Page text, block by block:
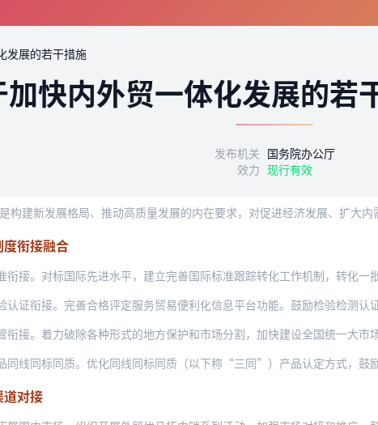
发展的若干措施
加快内外贸一体化发展的若
发布机关 国务院办公厅
效力 现行有效
衔接融合
。对标国际先进水平，建立完善国际标准跟踪转化工作机制，转化一批先进适用国际标准
衔接。完善合格评定服务贸易便利化信息平台功能。鼓励检验检测认证机构提供“一站式”
。着力破除各种形式的地方保护和市场分割，加快建设全国统一大市场，促进内外贸资源
同标同质。优化同线同标同质（以下称“三同”）产品认定方式，鼓励企业对其产品满足
道对接